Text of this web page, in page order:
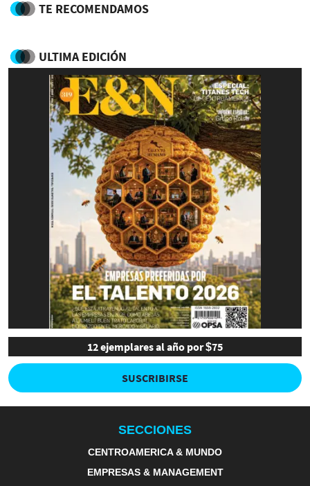
TE RECOMENDAMOS
ULTIMA EDICIÓN
12 ejemplares al año por $75
SUSCRIBIRSE
SECCIONES
CENTROAMERICA & MUNDO
EMPRESAS & MANAGEMENT